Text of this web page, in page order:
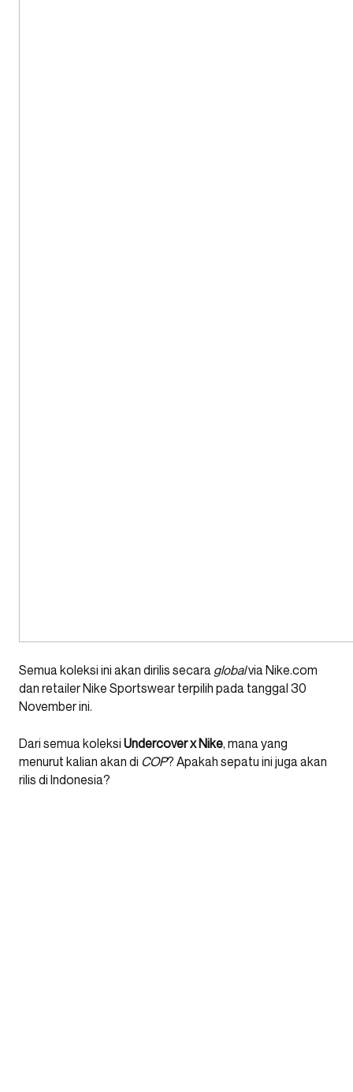
Semua koleksi ini akan dirilis secara globalvia Nike.com
dan retailer Nike Sportswear terpilih pada tanggal 30
November ini.
Dari semua koleksi Undercover x Nike, mana yang
menurut kalian akan di COP? Apakah sepatu ini juga akan
rilis di Indonesia?